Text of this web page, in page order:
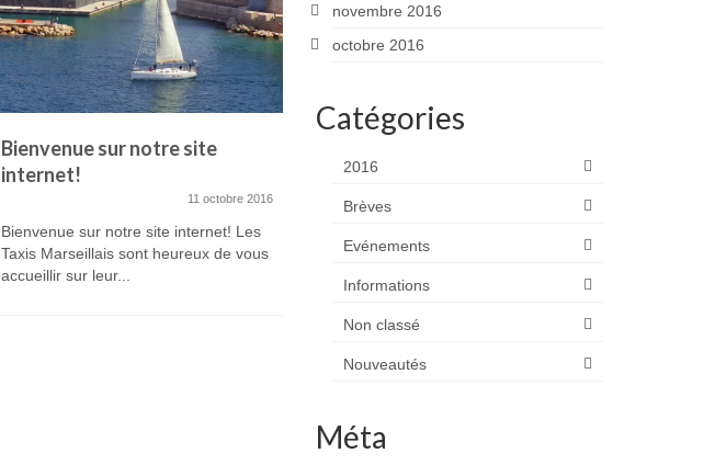
Bienvenue sur notre site
internet!
11 octobre 2016
Bienvenue sur notre site internet! Les
Taxis Marseillais sont heureux de vous
accueillir sur leur...
participative ouverte à tous les
artisans.
novembre 2016
octobre 2016
Catégories
2016
Brèves
Evénements
Informations
Non classé
Nouveautés
Méta